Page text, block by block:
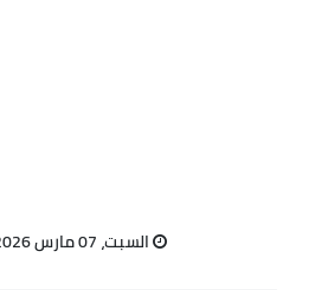
السبت، 07 مارس 2026 04:08 م